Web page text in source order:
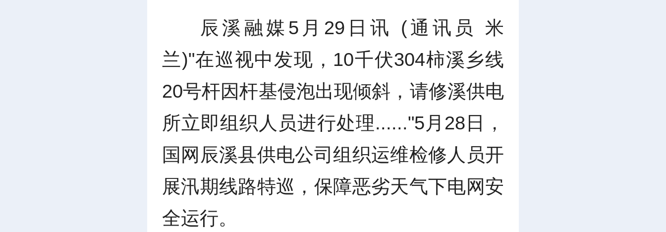
辰溪融媒5月29日讯 (通讯员 米
兰)"在巡视中发现，10千伏304柿溪乡线
20号杆因杆基侵泡出现倾斜，请修溪供电
所立即组织人员进行处理......"5月28日，
国网辰溪县供电公司组织运维检修人员开
展汛期线路特巡，保障恶劣天气下电网安
全运行。